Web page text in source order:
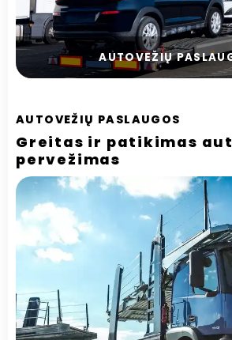
AUTOVEŽIŲ
AUTOVEŽIŲ PASLAUGOS
Greitas ir patikimas
pervežimas